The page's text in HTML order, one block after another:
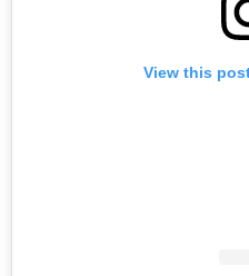
View this